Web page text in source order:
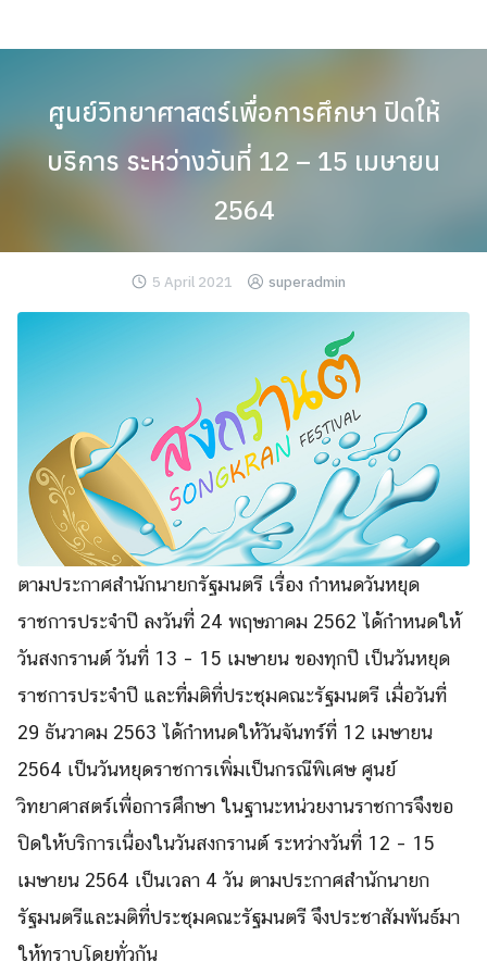
to
Search
for:
ศูนย์วิทยาศาสตร์เพื่อการศึกษา ปิดให้
บริการ ระหว่างวันที่ 12 – 15 เมษายน
2564
5 April 2021 superadmin
ตามประกาศสำนักนายกรัฐมนตรี เรื่อง กำหนดวันหยุด
ราชการประจำปี ลงวันที่ 24 พฤษภาคม 2562 ได้กำหนดให้
วันสงกรานต์ วันที่ 13 – 15 เมษายน ของทุกปี เป็นวันหยุด
ราชการประจำปี และที่มติที่ประชุมคณะรัฐมนตรี เมื่อวันที่
29 ธันวาคม 2563 ได้กำหนดให้วันจันทร์ที่ 12 เมษายน
2564 เป็นวันหยุดราชการเพิ่มเป็นกรณีพิเศษ ศูนย์
วิทยาศาสตร์เพื่อการศึกษา ในฐานะหน่วยงานราชการจึงขอ
ปิดให้บริการเนื่องในวันสงกรานต์ ระหว่างวันที่ 12 – 15
เมษายน 2564 เป็นเวลา 4 วัน ตามประกาศสำนักนายก
รัฐมนตรีและมติที่ประชุมคณะรัฐมนตรี จึงประชาสัมพันธ์มา
ให้ทราบโดยทั่วกัน